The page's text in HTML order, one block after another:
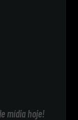
mídia hoje!